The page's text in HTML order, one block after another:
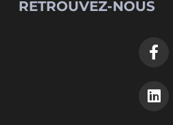
RETROUVEZ-NOUS